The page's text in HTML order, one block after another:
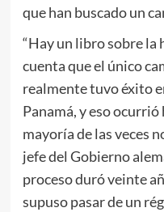
que han buscado un
“Hay un libro sobre la
cuenta que el único
realmente tuvo éxito
Panamá, y eso ocurrió
mayoría de las veces
jefe del Gobierno
proceso duró veinte
supuso pasar de un